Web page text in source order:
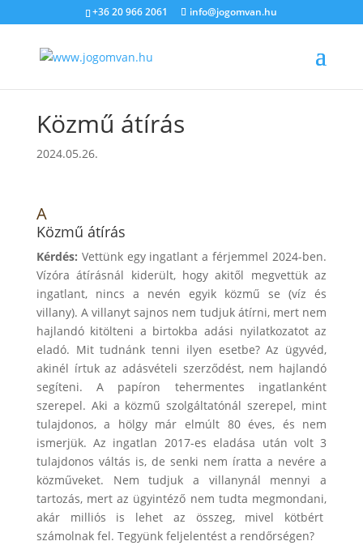
+36 20 966 2061 info@jogomvan.hu
Közmű átírás
2024.05.26.
A
Közmű átírás
Kérdés: Vettünk egy ingatlant a férjemmel 2024-ben.
Vízóra átírásnál kiderült, hogy akitől megvettük az
ingatlant, nincs a nevén egyik közmű se (víz és
villany). A villanyt sajnos nem tudjuk átírni, mert nem
hajlandó kitölteni a birtokba adási nyilatkozatot az
eladó. Mit tudnánk tenni ilyen esetbe? Az ügyvéd,
akinél írtuk az adásvételi szerződést, nem hajlandó
segíteni. A papíron tehermentes ingatlanként
szerepel. Aki a közmű szolgáltatónál szerepel, mint
tulajdonos, a hölgy már elmúlt 80 éves, és nem
ismerjük. Az ingatlan 2017-es eladása után volt 3
tulajdonos váltás is, de senki nem íratta a nevére a
közműveket. Nem tudjuk a villanynál mennyi a
tartozás, mert az ügyintéző nem tudta megmondani,
akár milliós is lehet az összeg, mivel kötbért
számolnak fel. Tegyünk feljelentést a rendőrségen?